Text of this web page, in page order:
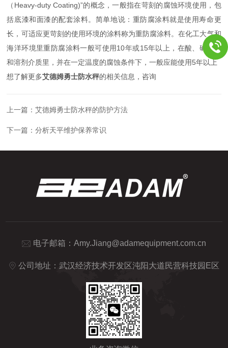
（Heavy-duty Coating)”的概念，一般指在苛刻的腐蚀环境使用，包
括底漆和面漆的配套涂料。简单地说：重防腐涂料就是使用寿命更
长，可适应更苛刻的使用环境的涂料称为重防腐涂料。在化工大气和
海洋环境里重防腐涂料一般可使用10年或15年以上，在酸、碱、盐
和溶剂介质里，并在一定温度的腐蚀条件下，一般应能使用5年以上
想了解更多艾德姆勇士防水秤的相关信息，咨询
上一篇：艾德姆勇士防水秤的防护方法
下一篇：分析天平维护保养常识
电子邮箱： Amy.Jiang@adamequipment.com.cn
公司地址：武汉经济技术开发区沌阳大道民营科技园E区